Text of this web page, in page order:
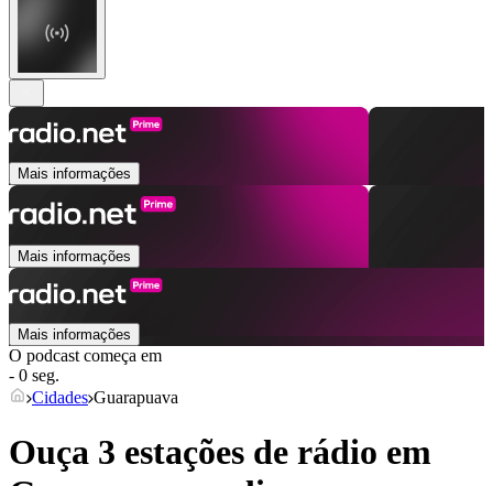
Mais informações
Mais informações
Mais informações
O podcast começa em
- 0 seg.
Cidades Guarapuava
Ouça 3 estações de rádio em